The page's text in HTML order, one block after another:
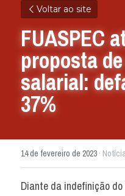
Voltar ao site
FUASPEC
proposta
salarial:
37%
14 de fevereiro de 2023 ·
Diante da indefinição